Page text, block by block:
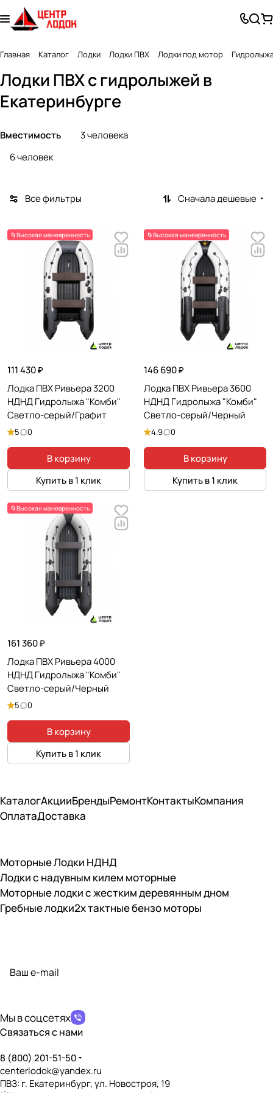
Главная Каталог Лодки Лодки ПВХ Лодки под мотор
Лодки ПВХ с гидролыжей в
Екатеринбурге
Вместимость
3 человека
6 человек
Все фильтры Сначала дешевые
🌀Высокая маневренность
111 430 ₽
Лодка ПВХ Ривьера 3200
НДНД Гидролыжа "Комби"
Светло-серый/Графит
5 0
В корзину
Купить в 1 клик
🌀Высокая маневренность
146 690 ₽
Лодка ПВХ Ривьера 3600
НДНД Гидролыжа "Комби"
Светло-серый/Черный
4.9 0
В корзину
Купить в 1 клик
🌀Высокая маневренность
161 360 ₽
Лодка ПВХ Ривьера 4000
НДНД Гидролыжа "Комби"
Светло-серый/Черный
5 0
В корзину
Купить в 1 клик
КаталогАкцииБрендыРемонтКонтактыКомпания
ОплатаДоставка
Моторные Лодки НДНД
Лодки с надувным килем моторные
Моторные лодки с жестким деревянным дном
Гребные лодки2х тактные бензо моторы
Мы в соцсетях
Связаться с нами
8 (800) 201-51-50
centerlodok@yandex.ru
ПВЗ: г. Екатеринбург, ул. Новостроя, 19